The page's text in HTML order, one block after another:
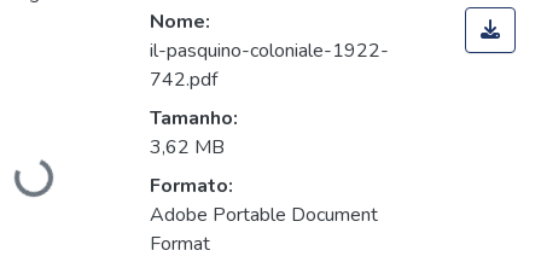
Carregando...
Nome:
il-pasquino-coloniale-1922-
742.pdf
Tamanho:
3,62 MB
Formato:
Adobe Portable Document
Format